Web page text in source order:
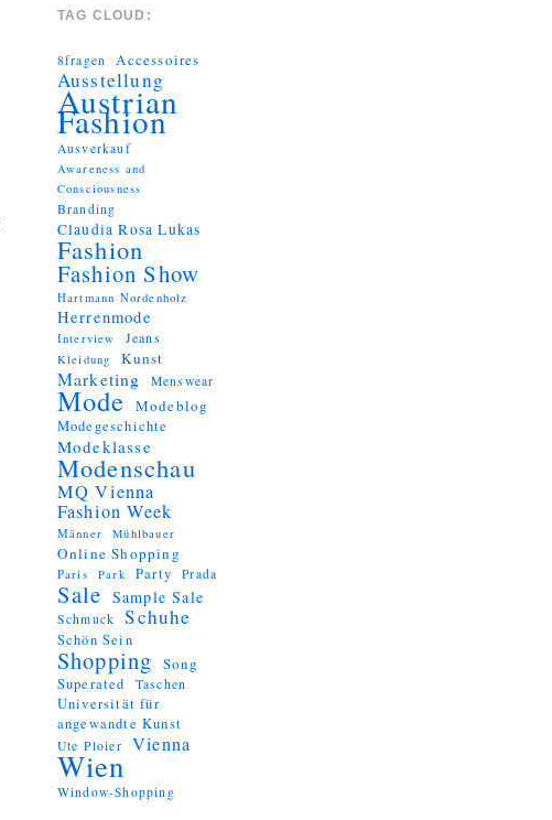
TAG CLOUD:
8fragen Accessoires
Ausstellung
Austrian
Fashion
Ausverkauf
Awareness and
Consciousness
Branding
Claudia Rosa Lukas
Fashion
Fashion Show
Hartmann Nordenholz
Herrenmode
Interview Jeans
Kleidung Kunst
Marketing Menswear
Mode Modeblog
Modegeschichte
Modeklasse
Modenschau
MQ Vienna
Fashion Week
Männer Mühlbauer
Online Shopping
Paris Park Party Prada
Sale Sample Sale
Schmuck Schuhe
Schön Sein
Shopping Song
Superated Taschen
Universität für
angewandte Kunst
Ute Ploier Vienna
Wien
Window-Shopping